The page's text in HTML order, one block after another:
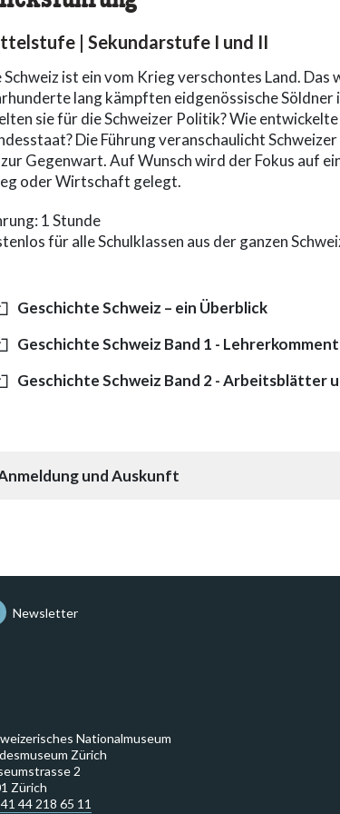
| Sekundarstufe I und II
Schweiz ist ein vom Krieg verschontes Land. Das
lang kämpften eidgenössische Söldner
sie für die Schweizer Politik? Wie
Die Führung veranschaulicht
Gegenwart. Auf Wunsch wird der Fokus auf
oder Wirtschaft gelegt.
1 Stunde
für alle Schulklassen aus der ganzen
Geschichte Schweiz – ein Überblick
Geschichte Schweiz Band 1 -
Geschichte Schweiz Band 2 - Arbeitsblätter
und Auskunft
Newsletter
Nationalmuseum
Zürich
2
Zürich
44 218 65 11